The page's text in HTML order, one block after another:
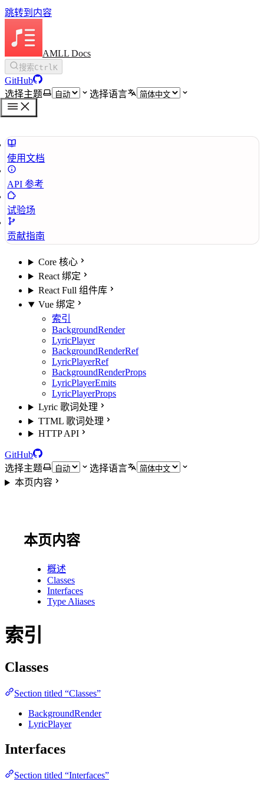
跳转到内容
AMLL Docs
搜索CtrlK
GitHub
选择主题
选择语言
使用文档
API 参考
试验场
贡献指南
Core 核心
React 绑定
React Full 组件库
Vue 绑定
索引
BackgroundRender
LyricPlayer
BackgroundRenderRef
LyricPlayerRef
BackgroundRenderProps
LyricPlayerEmits
LyricPlayerProps
Lyric 歌词处理
TTML 歌词处理
HTTP API
GitHub
选择主题
选择语言
本页内容
本页内容
概述
Classes
Interfaces
Type Aliases
索引
Classes
Section titled “Classes”
BackgroundRender
LyricPlayer
Interfaces
Section titled “Interfaces”